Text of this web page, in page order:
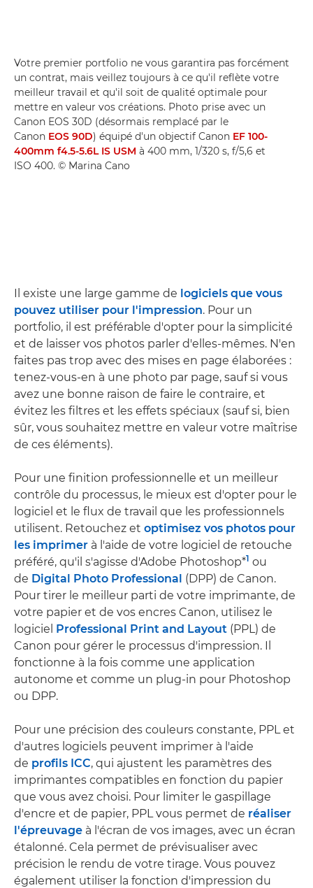
Votre premier portfolio ne vous garantira pas forcément
un contrat, mais veillez toujours à ce qu'il reflète votre
meilleur travail et qu'il soit de qualité optimale pour
mettre en valeur vos créations. Photo prise avec un
Canon EOS 30D (désormais remplacé par le
Canon EOS 90D) équipé d'un objectif Canon EF 100-
400mm f4.5-5.6L IS USM à 400 mm, 1/320 s, f/5,6 et
ISO 400. © Marina Cano
Il existe une large gamme de logiciels que vous
pouvez utiliser pour l'impression. Pour un
portfolio, il est préférable d'opter pour la simplicité
et de laisser vos photos parler d'elles-mêmes. N'en
faites pas trop avec des mises en page élaborées :
tenez-vous-en à une photo par page, sauf si vous
avez une bonne raison de faire le contraire, et
évitez les filtres et les effets spéciaux (sauf si, bien
sûr, vous souhaitez mettre en valeur votre maîtrise
de ces éléments).
Pour une finition professionnelle et un meilleur
contrôle du processus, le mieux est d'opter pour le
logiciel et le flux de travail que les professionnels
utilisent. Retouchez et optimisez vos photos pour
les imprimer à l'aide de votre logiciel de retouche
préféré, qu'il s'agisse d'Adobe Photoshop*1 ou
de Digital Photo Professional (DPP) de Canon.
Pour tirer le meilleur parti de votre imprimante, de
votre papier et de vos encres Canon, utilisez le
logiciel Professional Print and Layout (PPL) de
Canon pour gérer le processus d'impression. Il
fonctionne à la fois comme une application
autonome et comme un plug-in pour Photoshop
ou DPP.
Pour une précision des couleurs constante, PPL et
d'autres logiciels peuvent imprimer à l'aide
de profils ICC, qui ajustent les paramètres des
imprimantes compatibles en fonction du papier
que vous avez choisi. Pour limiter le gaspillage
d'encre et de papier, PPL vous permet de réaliser
l'épreuvage à l'écran de vos images, avec un écran
étalonné. Cela permet de prévisualiser avec
précision le rendu de votre tirage. Vous pouvez
également utiliser la fonction d'impression du